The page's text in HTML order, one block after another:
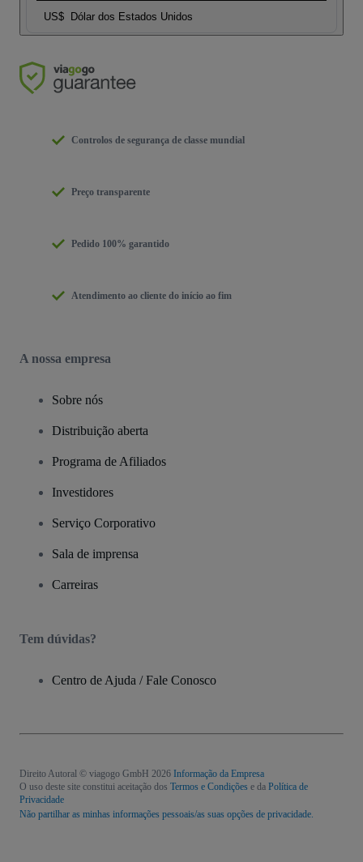
US$ Dólar dos Estados Unidos
Controlos de segurança de classe mundial
Preço transparente
Pedido 100% garantido
Atendimento ao cliente do início ao fim
A nossa empresa
Sobre nós
Distribuição aberta
Programa de Afiliados
Investidores
Serviço Corporativo
Sala de imprensa
Carreiras
Tem dúvidas?
Centro de Ajuda / Fale Conosco
Direito Autoral © viagogo GmbH 2026 Informação da Empresa
O uso deste site constitui aceitação dos Termos e Condições e da Política de
Privacidade
Não partilhar as minhas informações pessoais/as suas opções de privacidade.